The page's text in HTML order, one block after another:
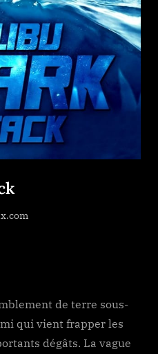
de terre sous-
qui vient frapper les
dégâts. La vague